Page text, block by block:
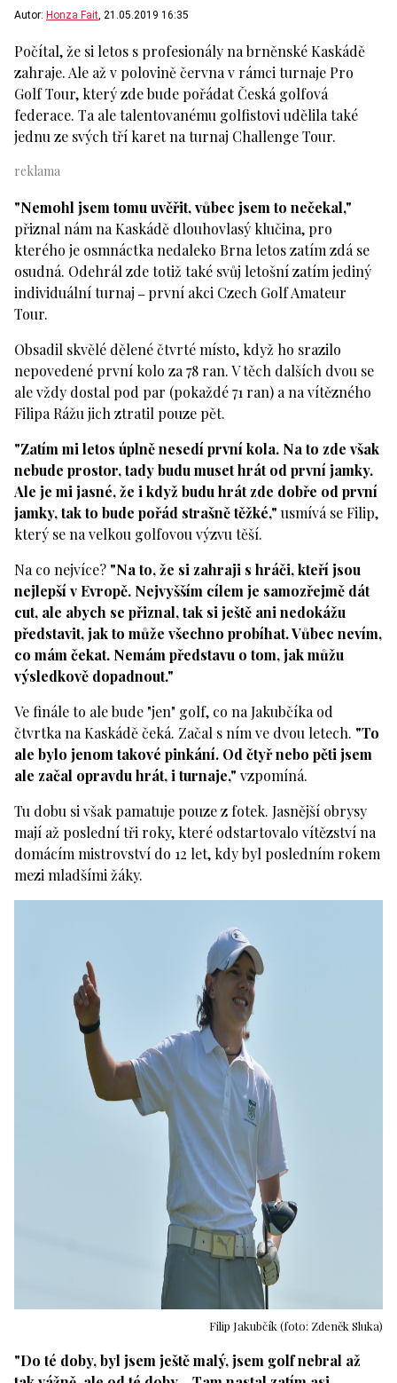
Autor: Honza Fait, 21.05.2019 16:35
Počítal, že si letos s profesionály na brněnské Kaskádě
zahraje. Ale až v polovině června v rámci turnaje Pro
Golf Tour, který zde bude pořádat Česká golfová
federace. Ta ale talentovanému golfistovi udělila také
jednu ze svých tří karet na turnaj Challenge Tour.
"Nemohl jsem tomu uvěřit, vůbec jsem to nečekal,"
přiznal nám na Kaskádě dlouhovlasý klučina, pro
kterého je osmnáctka nedaleko Brna letos zatím zdá se
osudná. Odehrál zde totiž také svůj letošní zatím jediný
individuální turnaj –první akci Czech Golf Amateur
Tour.
Obsadil skvělé dělené čtvrté místo, když ho srazilo
nepovedené první kolo za 78 ran. V těch dalších dvou se
ale vždy dostal pod par (pokaždé 71 ran) a na vítězného
Filipa Rážu jich ztratil pouze pět.
"Zatím mi letos úplně nesedí první kola. Na to zde však
nebude prostor, tady budu muset hrát od první jamky.
Ale je mi jasné, že i když budu hrát zde dobře od první
jamky, tak to bude pořád strašně těžké," usmívá se Filip,
který se na velkou golfovou výzvu těší.
Na co nejvíce? "Na to, že si zahraji s hráči, kteří jsou
nejlepší v Evropě. Nejvyšším cílem je samozřejmě dát
cut, ale abych se přiznal, tak si ještě ani nedokážu
představit, jak to může všechno probíhat. Vůbec nevím,
co mám čekat. Nemám představu o tom, jak můžu
výsledkově dopadnout."
Ve finále to ale bude "jen" golf, co na Jakubčíka od
čtvrtka na Kaskádě čeká. Začal s ním ve dvou letech. "To
ale bylo jenom takové pinkání. Od čtyř nebo pěti jsem
ale začal opravdu hrát, i turnaje," vzpomíná.
Tu dobu si však pamatuje pouze z fotek. Jasnější obrysy
mají až poslední tři roky, které odstartovalo vítězství na
domácím mistrovství do 12 let, kdy byl posledním rokem
mezi mladšími žáky.
Filip Jakubčík (foto: Zdeněk Sluka)
"Do té doby, byl jsem ještě malý, jsem golf nebral až